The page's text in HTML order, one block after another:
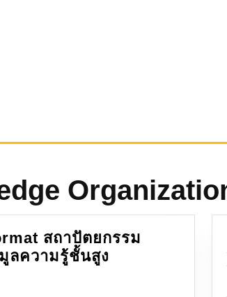
สถาปัตยกรรม
ลความรู้ชั้นสูง